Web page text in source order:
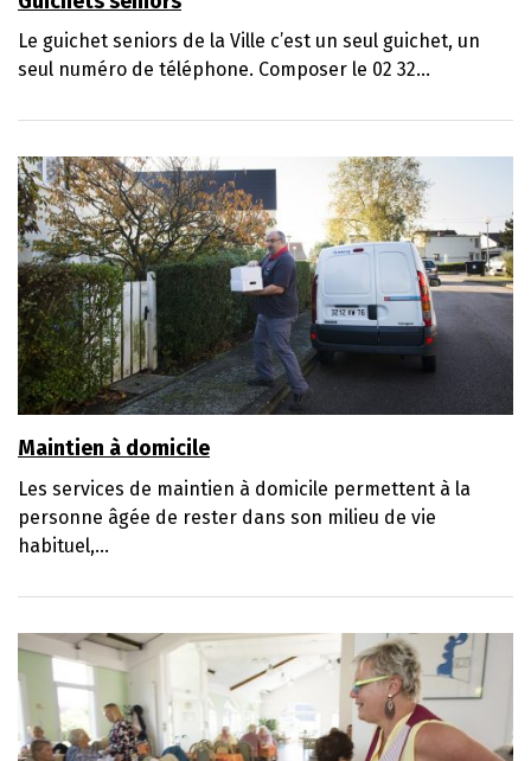
Le guichet seniors de la Ville c’est un seul guichet, un
seul numéro de téléphone. Composer le 02 32...
Maintien à domicile
Les services de maintien à domicile permettent à la
personne âgée de rester dans son milieu de vie
habituel,...